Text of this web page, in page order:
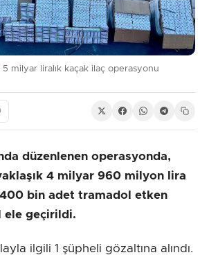
5 milyar liralık kaçak ilaç operasyonu
düzenlenen operasyonda,
4 milyar 960 milyon lira
bin adet tramadol etken
ele geçirildi.
ilgili 1 şüpheli gözaltına alındı.